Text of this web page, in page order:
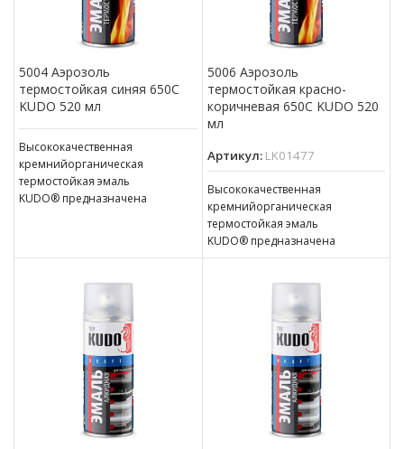
5004 Аэрозоль
термостойкая синяя 650С
KUDO 520 мл
Высококачественная
кремнийорганическая
термостойкая эмаль
KUDO® предназначена
выхлопной системы
автомобилей, элементы
трубопроводов
и паропроводов,
5006 Аэрозоль
термостойкая красно-
коричневая 650С KUDO 520
мл
Артикул: LK01477
Высококачественная
кремнийорганическая
термостойкая эмаль
KUDO® предназначена
для окраски металлических
нагреванию до температуры
800°C, таких как: компоненты
выхлопной системы
автомобилей, элементы
трубопроводов
и паропроводов,